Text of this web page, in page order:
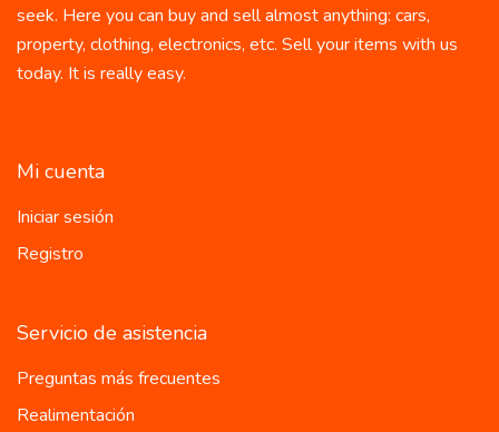
seek. Here you can buy and sell almost anything: cars,
property, clothing, electronics, etc. Sell your items with us
today. It is really easy.
Mi cuenta
Iniciar sesión
Registro
Servicio de asistencia
Preguntas más frecuentes
Realimentación